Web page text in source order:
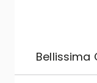
Bellissima